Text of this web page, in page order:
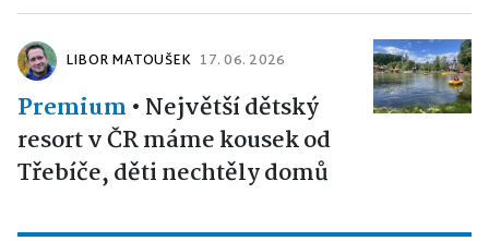
LIBOR MATOUŠEK 17. 06. 2026
Premium • Největší dětský
resort v ČR máme kousek od
Třebíče, děti nechtěly domů